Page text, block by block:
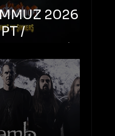
2026 –
/
/
‘N’
– İstanbul,
Uniq